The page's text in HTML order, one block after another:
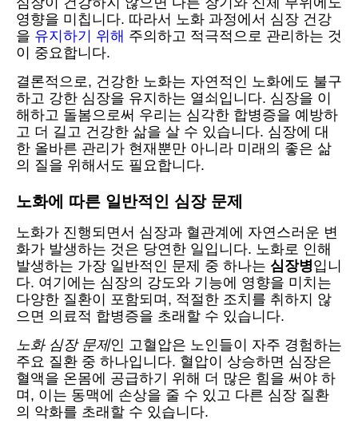
영향을 미칩니다. 따라서 노화 과정에서 심장 건강
을 유지하기 위해 주의하고 적극적으로 관리하는 것
이 중요합니다.
결론적으로, 건강한 노화는 자연적인 노화에도 불구
하고 강한 심장을 유지하는 열쇠입니다. 심장을 이
해하고 돌봄으로써 우리는 심각한 합병증을 예방하
고 더 길고 건강한 삶을 살 수 있습니다. 심장에 대
한 올바른 관리가 현재뿐만 아니라 미래의 좋은 삶
의 질을 위해서도 필요합니다.
노화에 따른 일반적인 심장 문제
노화가 진행되면서 심장과 혈관계에 자연스러운 변
화가 발생하는 것은 당연한 일입니다. 노화로 인해
발생하는 가장 일반적인 문제 중 하나는 심장병입니
다. 여기에는 심장의 강도와 기능에 영향을 미치는
다양한 질환이 포함되며, 적절한 조치를 취하지 않
으면 의료적 합병증을 초래할 수 있습니다.
노화 심장 문제인 고혈압은 노인들이 자주 경험하는
주요 질환 중 하나입니다. 혈압이 상승하면 심장은
혈액을 온몸에 공급하기 위해 더 많은 힘을 써야 하
며, 이는 동맥에 손상을 줄 수 있고 다른 심장 질환
의 악화를 초래할 수 있습니다.